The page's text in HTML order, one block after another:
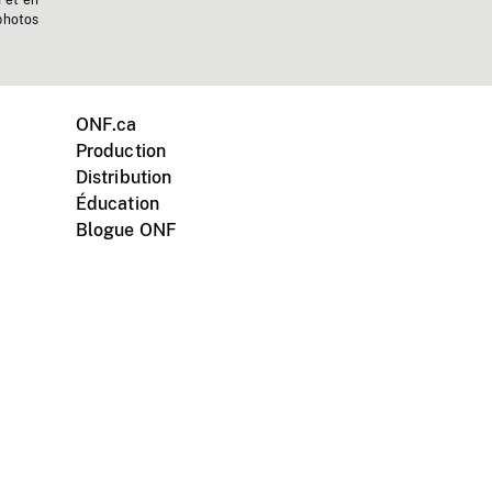
ONF.ca
Production
Distribution
Éducation
Blogue ONF